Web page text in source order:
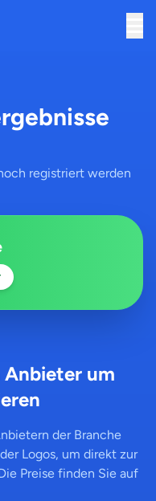
registriert werden
Anbieter um
der Branche
Logos, um direkt zur
Preise finden Sie auf